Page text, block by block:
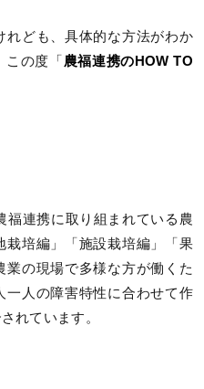
れども、具体的な方法がわか
この度「農福連携のHOW TO
福連携に取り組まれている農
栽培編」「施設栽培編」「果
の現場で多様な方が働くた
一人の障害特性に合わせて作
れています。